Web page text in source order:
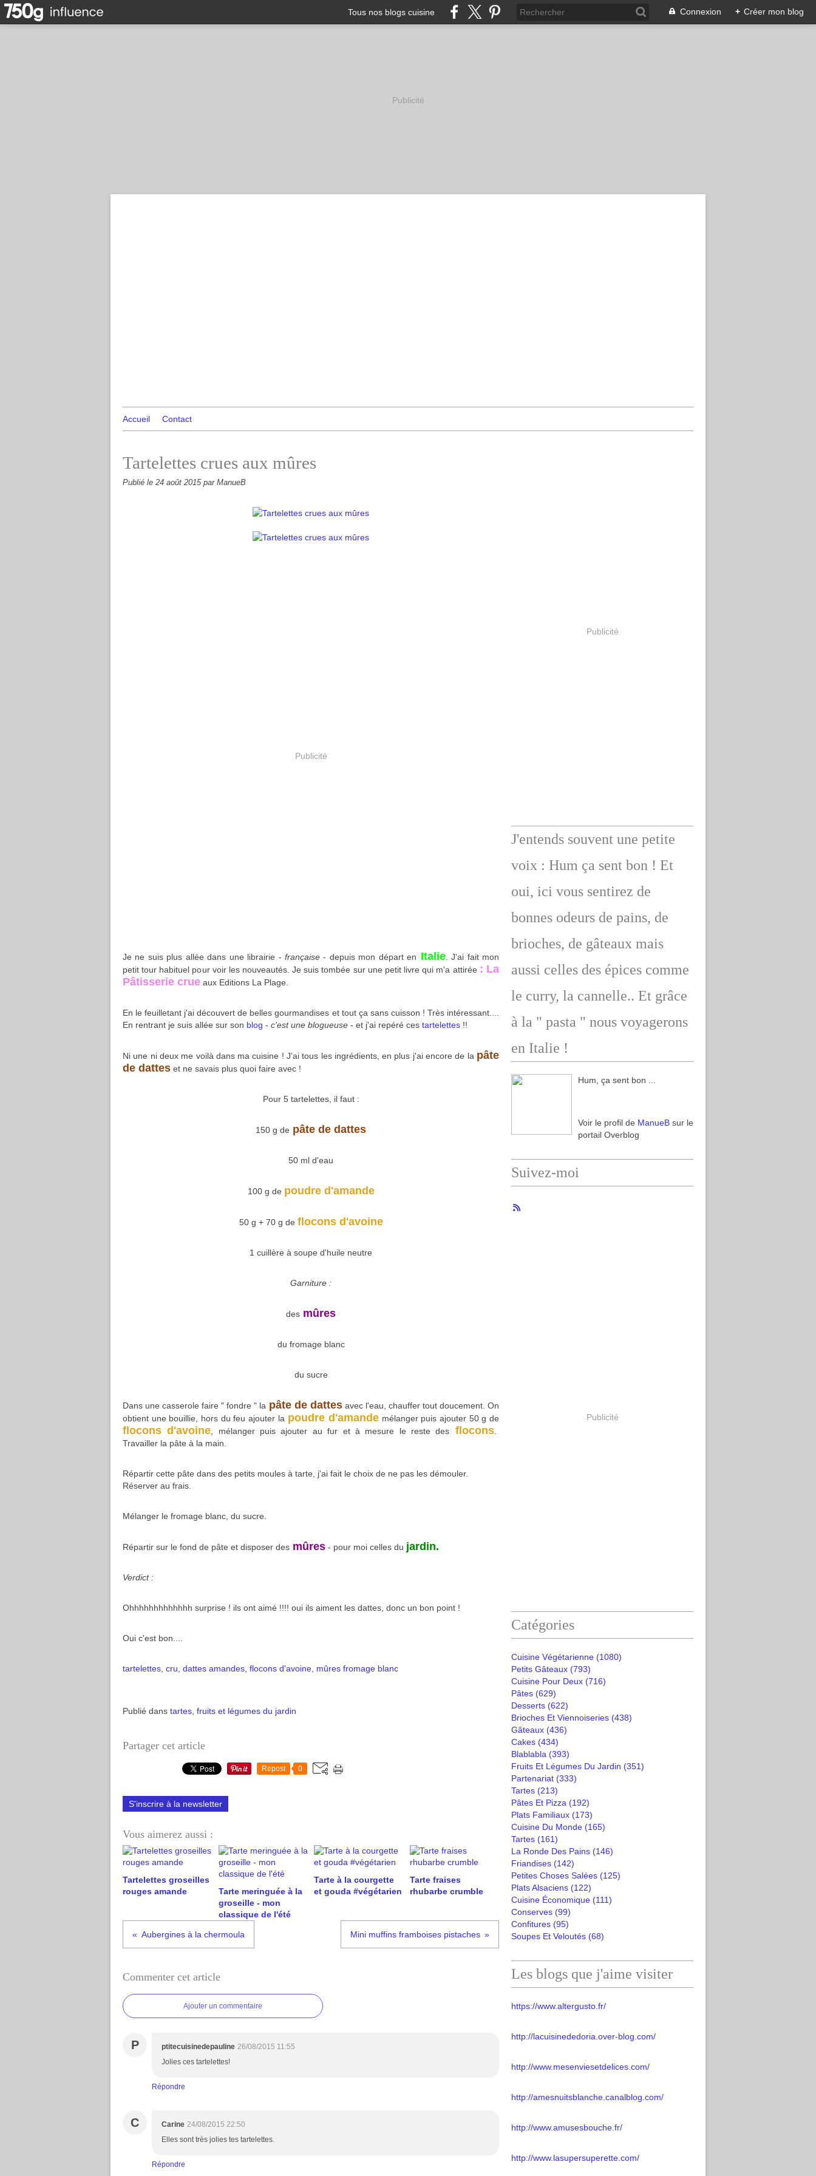
Tous nos blogs cuisine Connexion + Créer mon blog
Publicité
Accueil Contact
Tartelettes crues aux mûres
Publié le 24 août 2015 par ManueB
Publicité
Je ne suis plus allée dans une librairie - française - depuis mon départ en Italie. J'ai fait mon
petit tour habituel pour voir les nouveautés. Je suis tombée sur une petit livre qui m'a attirée : La
Pâtisserie crue aux Editions La Plage.
En le feuilletant j'ai découvert de belles gourmandises et tout ça sans cuisson ! Très intéressant....
En rentrant je suis allée sur son blog - c'est une blogueuse - et j'ai repéré ces tartelettes !!
Ni une ni deux me voilà dans ma cuisine ! J'ai tous les ingrédients, en plus j'ai encore de la pâte
de dattes et ne savais plus quoi faire avec !
Pour 5 tartelettes, il faut :
150 g de pâte de dattes
50 ml d'eau
100 g de poudre d'amande
50 g + 70 g de flocons d'avoine
1 cuillère à soupe d'huile neutre
Garniture :
des mûres
du fromage blanc
du sucre
Dans une casserole faire " fondre " la pâte de dattesavec l'eau, chauffer tout doucement. On
obtient une bouillie, hors du feu ajouter lapoudre d'amande mélanger puis ajouter 50 g de
flocons d'avoine , mélanger puis ajouter au fur et à mesure le reste des flocons.
Travailler la pâte à la main.
Répartir cette pâte dans des petits moules à tarte, j'ai fait le choix de ne pas les démouler.
Réserver au frais.
Mélanger le fromage blanc, du sucre.
Répartir sur le fond de pâte et disposer des mûres - pour moi celles du jardin.
Verdict :
Ohhhhhhhhhhhhh surprise ! ils ont aimé !!!! oui ils aiment les dattes, donc un bon point !
Oui c'est bon....
tartelettes cru dattes amandes flocons d'avoine mûres fromage blanc
Publié dans tartes fruits et légumes du jardin
Partager cet article
Repost 0
S'inscrire à la newsletter
Vous aimerez aussi :
Tartelettes groseilles
rouges amande
Tarte meringuée à la
groseille - mon
classique de l'été
Tarte à la courgette
et gouda #végétarien
Tarte fraises
rhubarbe crumble
Aubergines à la chermoula Mini muffins framboises pistaches
Commenter cet article
Ajouter un commentaire
P ptitecuisinedepauline 26/08/2015 11:55
Jolies ces tartelettes!
Répondre
C Carine 24/08/2015 22:50
Elles sont très jolies tes tartelettes.
Répondre
Publicité
J'entends souvent une petite
voix : Hum ça sent bon ! Et
oui, ici vous sentirez de
bonnes odeurs de pains, de
brioches, de gâteaux mais
aussi celles des épices comme
le curry, la cannelle.. Et grâce
à la " pasta " nous voyagerons
en Italie !
Hum, ça sent bon ...
Voir le profil de ManueB sur le
portail Overblog
Suivez-moi
Publicité
Catégories
Cuisine Végétarienne (1080)
Petits Gâteaux (793)
Cuisine Pour Deux (716)
Pâtes (629)
Desserts (622)
Brioches Et Viennoiseries (438)
Gâteaux (436)
Cakes (434)
Blablabla (393)
Fruits Et Légumes Du Jardin (351)
Partenariat (333)
Tartes (213)
Pâtes Et Pizza (192)
Plats Familiaux (173)
Cuisine Du Monde (165)
Tartes (161)
La Ronde Des Pains (146)
Friandises (142)
Petites Choses Salées (125)
Plats Alsaciens (122)
Cuisine Économique (111)
Conserves (99)
Confitures (95)
Soupes Et Veloutés (68)
Les blogs que j'aime visiter
https://www.altergusto.fr/
http://lacuisinededoria.over-blog.com/
http://www.mesenviesetdelices.com/
http://amesnuitsblanche.canalblog.com/
http://www.amusesbouche.fr/
http://www.lasupersuperette.com/